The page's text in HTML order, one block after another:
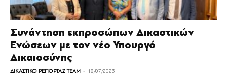
Συνάντηση εκπροσώπων Δικαστικών
Ενώσεων με τον νέο Υπουργό
Δικαιοσύνης
ΔΙΚΑΣΤΙΚΟ ΡΕΠΟΡΤΑΖ TEAM - 18/07/2023